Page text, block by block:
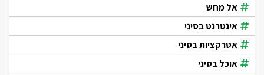
אל מחש
אינטרנט בסיני
אטרקציות בסיני
אוכל בסיני